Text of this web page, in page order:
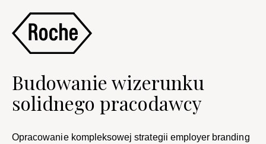
Budowanie wizerunku
solidnego pracodawcy
Opracowanie kompleksowej strategii employer branding